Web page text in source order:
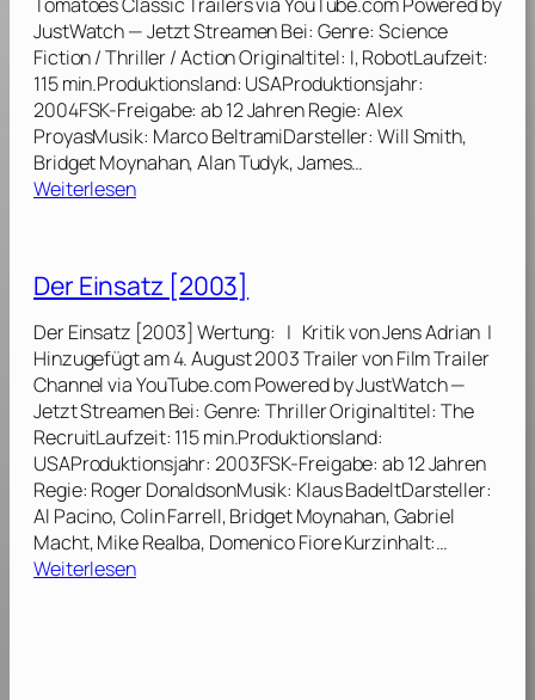
d
e
s
[
2
0
0
5
a
r
–
H
ä
n
d
l
d
e
s
T
o
d
e
s
JustWatch — Jetzt Streamen Bei: Genre: Science
Fiction / Thriller / Action Originaltitel: I, RobotLaufzeit:
115 min.Produktionsland: USAProduktionsjahr:
2004FSK-Freigabe: ab 12 Jahren Regie: Alex
ProyasMusik: Marco BeltramiDarsteller: Will Smith,
Bridget Moynahan, Alan Tudyk, James…
Weiterlesen:
o
b
o
t
[
2
0
0
4
]
Der Einsatz [2003]
Der Einsatz [2003] Wertung: | Kritik von Jens Adrian |
Hinzugefügt am 4. August 2003 Trailer von Film Trailer
Channel via YouTube.com Powered by JustWatch —
Jetzt Streamen Bei: Genre: Thriller Originaltitel: The
RecruitLaufzeit: 115 min.Produktionsland:
USAProduktionsjahr: 2003FSK-Freigabe: ab 12 Jahren
Regie: Roger DonaldsonMusik: Klaus BadeltDarsteller:
Al Pacino, Colin Farrell, Bridget Moynahan, Gabriel
Macht, Mike Realba, Domenico Fiore Kurzinhalt:…
Weiterlesen: